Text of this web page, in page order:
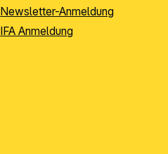
Newsletter-Anmeldung
IFA Anmeldung